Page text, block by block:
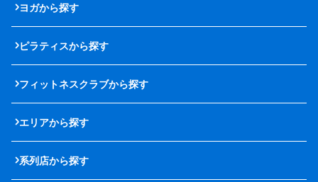
ヨガから探す
ピラティスから探す
フィットネスクラブから探す
エリアから探す
系列店から探す